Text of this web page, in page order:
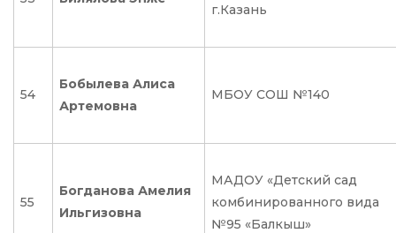
г.Казань
54
Бобылева Алиса
Артемовна
МБОУ СОШ №140
55
Богданова Амелия
Ильгизовна
МАДОУ «Детский сад
комбинированного вида
№95 «Балкыш»